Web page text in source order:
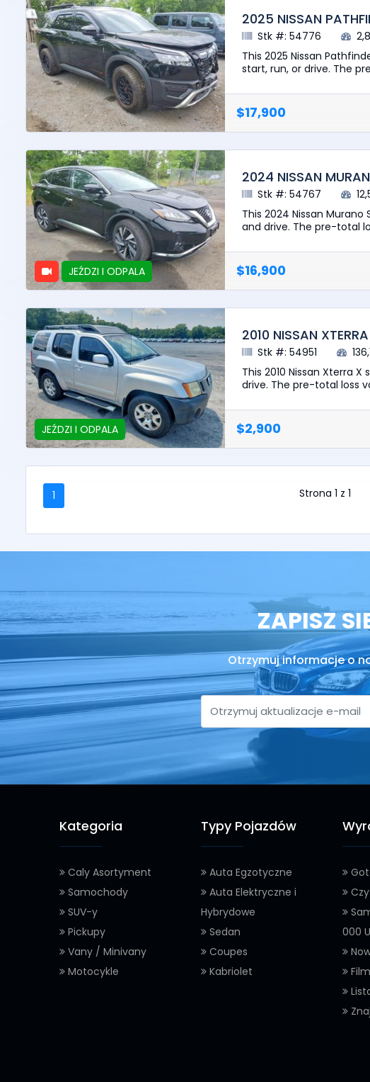
2025 NISSAN
Stk #: 54776
This 2025 Nissan
start, run, or drive. The
$17,900
JEŹDZI I ODPALA
2024 NISSAN
Stk #: 54767
This 2024 Nissan
and drive. The pre-total
$16,900
JEŹDZI I ODPALA
2010 NISSAN XTERRA
Stk #: 54951
This 2010 Nissan Xterra
drive. The pre-total loss
$2,900
1 Strona 1 z 1
ZAPISZ
Otrzymuj informacje o
Kategoria
Caly Asortyment
Samochody
SUV-y
Pickupy
Vany / Minivany
Motocykle
Typy Pojazdów
Auta Egzotyczne
Auta Elektryczne i
Hybrydowe
Sedan
Coupes
Kabriolet
000